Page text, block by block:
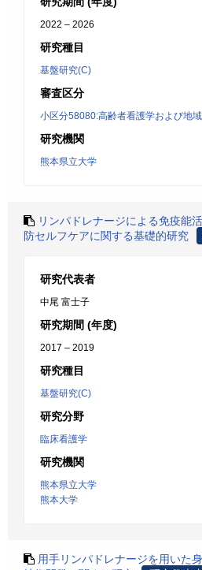
2022 – 2026
研究種目
基盤研究(C)
審査区分
小区分58080:高齢者看護学および地
研究機関
熊本県立大学
リンパドレナージによる免疫能
防セルフケアに関する基礎的研究
研究代表者
中尾 富士子
研究期間 (年度)
2017 – 2019
研究種目
基盤研究(C)
研究分野
臨床看護学
研究機関
熊本県立大学
熊本大学
用手リンパドレナージを用いた